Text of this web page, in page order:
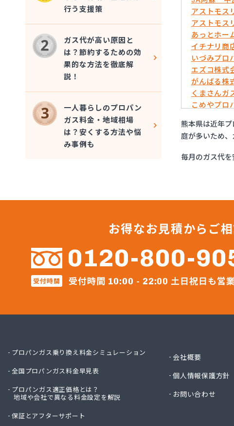
アストモ
アストモ
あっとホー
イチナリ商
いづみプロ
エズコ株式
がんばる株
くまさんガ
こめやプロ
サンエス設
フルキ石油
むらた
ライフガス
井上商店
永田商店
岡崎商店
株式会社
株式会社
株式会社ア
株式会社い
株式会社エ
株式会社シ
株式会社ダ
熊本県は近年
庭が多いため
毎月のガス代
行う支援策
ガス代が高い原因と
は？節約するための効
果的な方法を徹底解
説！
一人暮らしのプロパン
ガス料金・地域相場
は？安くする方法や悩
み事例も
お得なお見積からご相
0120-800-
受付時間 受付時間 10:00 - 22:00 土日祝日も営業
プロパンガス乗り換え料金シミュレーション
全国プロパンガス料金早見表
プロパンガス適正価格とは？
地域や会社で異なる料金設定を解説
保証とアフターサポート
会社概要
個人情報保護方針
お問い合わせ